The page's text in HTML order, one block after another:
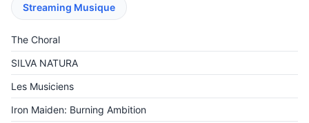
Streaming Musique
The Choral
SILVA NATURA
Les Musiciens
Iron Maiden: Burning Ambition